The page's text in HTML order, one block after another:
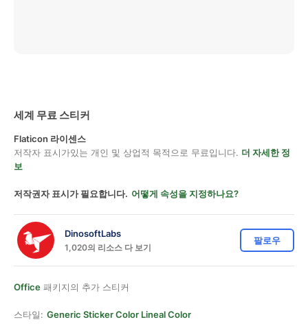
세계 무료 스티커
Flaticon 라이센스
저작자 표시가있는 개인 및 상업적 목적으로 무료입니다. 더 자세한 정
보
저작권자 표시가 필요합니다. 어떻게 속성을 지정하나요?
DinosoftLabs
1,020의 리소스 다 보기
팔로우
Office 패키지의 추가 스티커
스타일: Generic Sticker Color Lineal Color